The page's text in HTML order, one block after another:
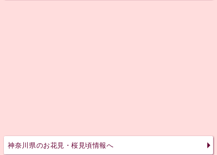
神奈川県のお花見・桜見頃情報へ